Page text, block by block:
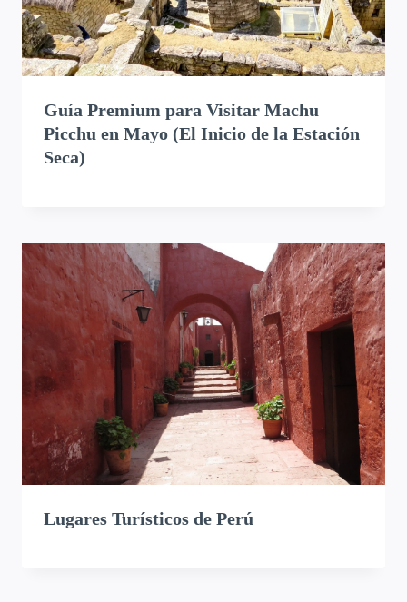
Guía Premium para Visitar Machu
Picchu en Mayo (El Inicio de la Estación
Seca)
Lugares Turísticos de Perú